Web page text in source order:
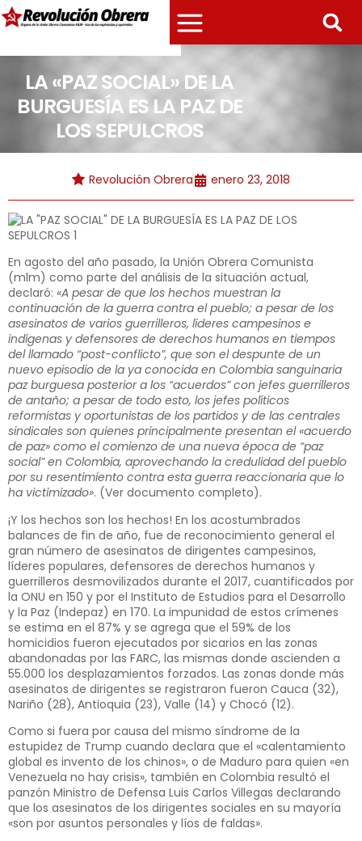
LA «PAZ SOCIAL» DE LA
BURGUESÍA ES LA PAZ DE
LOS SEPULCROS
Revolución Obrera enero 23, 2018
En agosto del año pasado, la Unión Obrera Comunista
(mlm) como parte del análisis de la situación actual,
declaró: «A pesar de que los hechos muestran la
continuación de la guerra contra el pueblo; a pesar de los
asesinatos de varios guerrilleros, líderes campesinos e
indígenas y defensores de derechos humanos en tiempos
del llamado “post-conflicto”, que son el despunte de un
nuevo episodio de la ya conocida en Colombia sanguinaria
paz burguesa posterior a los “acuerdos” con jefes guerrilleros
de antaño; a pesar de todo esto, los jefes políticos
reformistas y oportunistas de los partidos y de las centrales
sindicales son quienes principalmente presentan el «acuerdo
de paz» como el comienzo de una nueva época de “paz
social” en Colombia, aprovechando la credulidad del pueblo
por su resentimiento contra esta guerra reaccionaria que lo
ha victimizado». (Ver documento completo).
¡Y los hechos son los hechos! En los acostumbrados
balances de fin de año, fue de reconocimiento general el
gran número de asesinatos de dirigentes campesinos,
líderes populares, defensores de derechos humanos y
guerrilleros desmovilizados durante el 2017, cuantificados por
la ONU en 150 y por el Instituto de Estudios para el Desarrollo
y la Paz (Indepaz) en 170. La impunidad de estos crímenes
se estima en el 87% y se agrega que el 59% de los
homicidios fueron ejecutados por sicarios en las zonas
abandonadas por las FARC, las mismas donde ascienden a
55.000 los desplazamientos forzados. Las zonas donde más
asesinatos de dirigentes se registraron fueron Cauca (32),
Nariño (28), Antioquia (23), Valle (14) y Chocó (12).
Como si fuera por causa del mismo síndrome de la
estupidez de Trump cuando declara que el «calentamiento
global es invento de los chinos», o de Maduro para quien «en
Venezuela no hay crisis», también en Colombia resultó el
panzón Ministro de Defensa Luis Carlos Villegas declarando
que los asesinatos de los dirigentes sociales en su mayoría
«son por asuntos personales y líos de faldas».